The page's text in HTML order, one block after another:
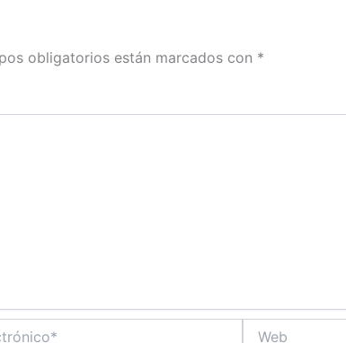
obligatorios están marcados con *